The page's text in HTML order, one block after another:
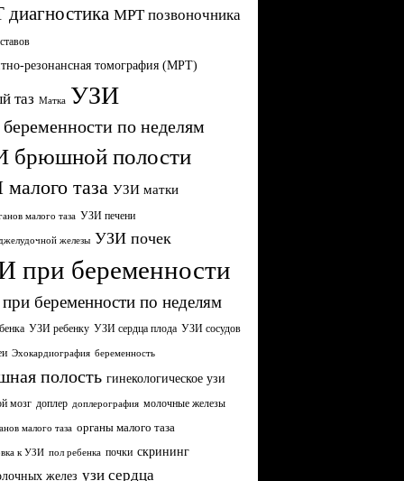
МРТ позвоночника
резонансная томография (МРТ)
таз Матка УЗИ
по неделям
брюшной полости
таза УЗИ матки
малого таза УЗИ печени
железы УЗИ почек
при беременности
беременности по неделям
УЗИ ребенку УЗИ сердца плода УЗИ сосудов
Эхокардиография беременность
полость гинекологическое узи
мозг доплер доплерография молочные железы
малого таза органы малого таза
к УЗИ пол ребенка почки скрининг
желез узи сердца